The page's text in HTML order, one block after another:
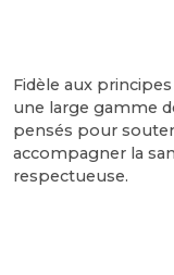
Fidèle aux
une large gamme
pensés pour
accompagner la
respectueuse.